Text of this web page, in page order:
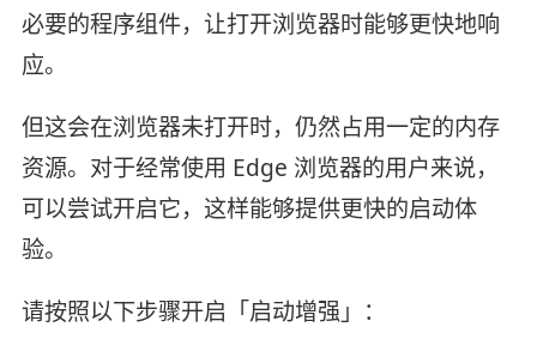
必要的程序组件，让打开浏览器时能够更快地响
应。
但这会在浏览器未打开时，仍然占用一定的内存
资源。对于经常使用 Edge 浏览器的用户来说，
可以尝试开启它，这样能够提供更快的启动体
验。
请按照以下步骤开启「启动增强」：